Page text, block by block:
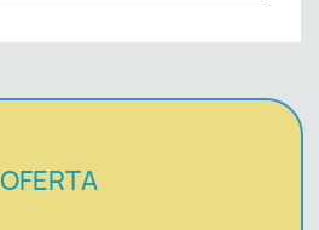
OFERTA